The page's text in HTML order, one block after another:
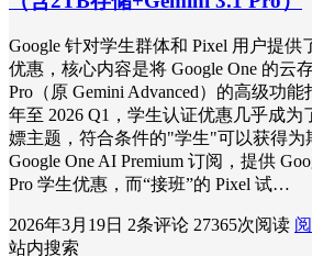
Google 针对学生群体和 Pixel 用户提供
优惠，核心内容是将 Google One 的云
Pro（原 Gemini Advanced）的高级功
年至 2026 Q1，学生认证优惠几乎成为
嫖主题，符合条件的"学生"可以获得为
Google One AI Premium 订阅，提供
Pro 学生优惠，而“接班”的 Pixel 试…
2026年3月19日 2条评论 27365次阅读
站内搜索